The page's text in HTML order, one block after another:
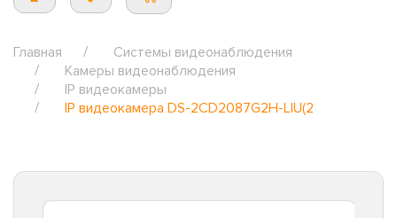
Главная
Системы видеонаблюдения
Камеры видеонаблюдения
IP видеокамеры
IP видеокамера DS-2CD2087G2H-LIU(2